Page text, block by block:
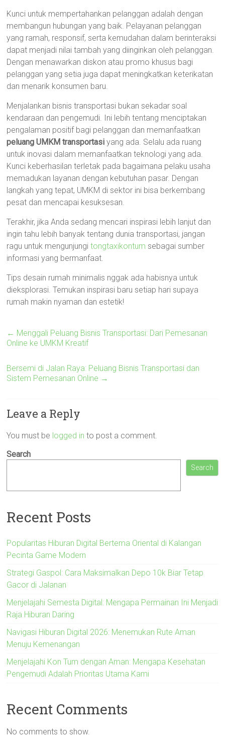
Kunci untuk mempertahankan pelanggan adalah dengan
membangun hubungan yang baik. Pelayanan pelanggan
yang ramah, responsif, serta kemudahan dalam berinteraksi
dapat menjadi nilai tambah yang diinginkan oleh pelanggan.
Dengan menawarkan diskon atau promo khusus bagi
pelanggan yang setia juga dapat meningkatkan keterikatan
dan menarik konsumen baru.
Menjalankan bisnis transportasi bukan sekadar soal
kendaraan dan pengemudi. Ini lebih tentang menciptakan
pengalaman positif bagi pelanggan dan memanfaatkan
peluang UMKM transportasi yang ada. Selalu ada ruang
untuk inovasi dalam memanfaatkan teknologi yang ada.
Kunci keberhasilan terletak pada bagaimana pelaku usaha
memadukan layanan dengan kebutuhan pasar. Dengan
langkah yang tepat, UMKM di sektor ini bisa berkembang
pesat dan mencapai kesuksesan.
Terakhir, jika Anda sedang mencari inspirasi lebih lanjut dan
ingin tahu lebih banyak tentang dunia transportasi, jangan
ragu untuk mengunjungitongtaxikontum sebagai sumber
informasi yang bermanfaat.
Tips desain rumah minimalis nggak ada habisnya untuk
dieksplorasi. Temukan inspirasi baru setiap hari supaya
rumah makin nyaman dan estetik!
← Menggali Peluang Bisnis Transportasi: Dari Pemesanan
Online ke UMKM Kreatif
Bersemi di Jalan Raya: Peluang Bisnis Transportasi dan
Sistem Pemesanan Online →
Leave a Reply
You must be logged in to post a comment.
Search
Search
Recent Posts
Popularitas Hiburan Digital Bertema Oriental di Kalangan
Pecinta Game Modern
Strategi Gaspol: Cara Maksimalkan Depo 10k Biar Tetap
Gacor di Jalanan
Menjelajahi Semesta Digital: Mengapa Permainan Ini Menjadi
Raja Hiburan Daring
Navigasi Hiburan Digital 2026: Menemukan Rute Aman
Menuju Kemenangan
Menjelajahi Kon Tum dengan Aman: Mengapa Kesehatan
Pengemudi Adalah Prioritas Utama Kami
Recent Comments
No comments to show.